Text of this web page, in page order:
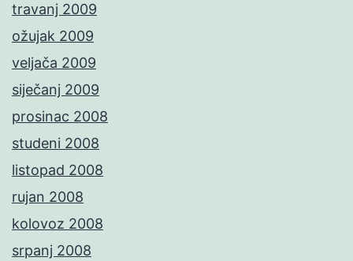
travanj 2009
ožujak 2009
veljača 2009
siječanj 2009
prosinac 2008
studeni 2008
listopad 2008
rujan 2008
kolovoz 2008
srpanj 2008